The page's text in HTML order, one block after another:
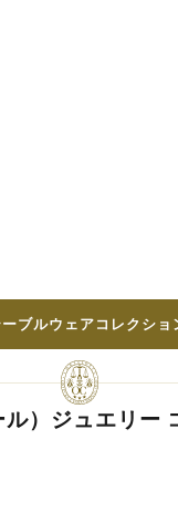
ブルウェアコレクショ
ル）ジュエリー